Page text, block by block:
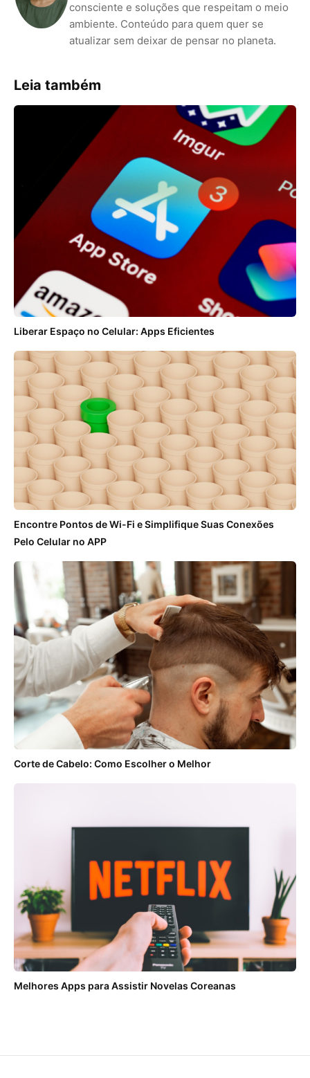
consciente e soluções que respeitam o meio
ambiente. Conteúdo para quem quer se
atualizar sem deixar de pensar no planeta.
Leia também
Liberar Espaço no Celular: Apps Eficientes
Encontre Pontos de Wi-Fi e Simplifique Suas Conexões
Pelo Celular no APP
Corte de Cabelo: Como Escolher o Melhor
Melhores Apps para Assistir Novelas Coreanas